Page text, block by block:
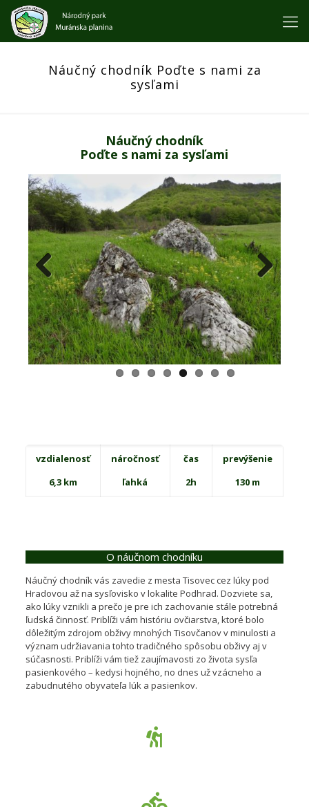
Náučný chodník Poďte s nami za
sysľami
Náučný chodník
Poďte s nami za sysľami
Previous Next
vzdialenosť
6,3 km
náročnosť
ľahká
čas
2h
prevýšenie
130 m
O náučnom chodníku
Náučný chodník vás zavedie z mesta Tisovec cez lúky pod
Hradovou až na sysľovisko v lokalite Podhrad. Dozviete sa,
ako lúky vznikli a prečo je pre ich zachovanie stále potrebná
ľudská činnosť. Priblíži vám históriu ovčiarstva, ktoré bolo
dôležitým zdrojom obživy mnohých Tisovčanov v minulosti a
význam udržiavania tohto tradičného spôsobu obživy aj v
súčasnosti. Priblíži vám tiež zaujímavosti zo života sysľa
pasienkového – kedysi hojného, no dnes už vzácneho a
zabudnutého obyvateľa lúk a pasienkov.